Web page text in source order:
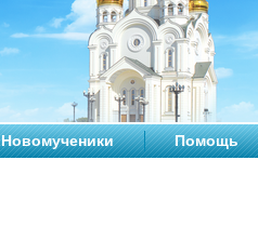
Новомученики Помощь